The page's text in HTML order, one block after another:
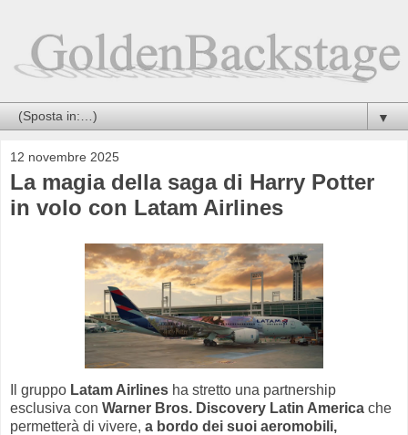
▼
12 novembre 2025
La magia della saga di Harry Potter
in volo con Latam Airlines
Il gruppo Latam Airlines ha stretto una partnership
esclusiva con Warner Bros. Discovery Latin America che
permetterà di vivere, a bordo dei suoi aeromobili,